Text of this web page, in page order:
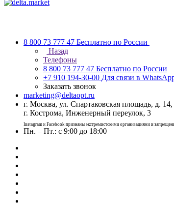
8 800 73 777 47 Бесплатно по России
Назад
Телефоны
8 800 73 777 47 Бесплатно по России
+7 910 194-30-00 Для связи в
Заказать звонок
marketing@deltaopt.ru
г. Москва, ул. Спартаковская площадь, д.
г. Кострома, Инженерный переулок, 3
Instagram и Facebook признаны экстремистскими организациями и
Пн. – Пт.: с 9:00 до 18:00